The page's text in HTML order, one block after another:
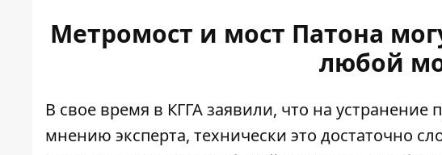
Метромост и мост Патона
любой
В свое время в КГГА заявили, что на
мнению эксперта, технически это достаточно